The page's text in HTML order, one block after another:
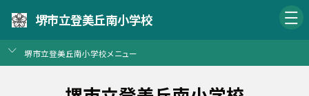
堺市立登美丘南小学校
堺市立登美丘南小学校メニュー